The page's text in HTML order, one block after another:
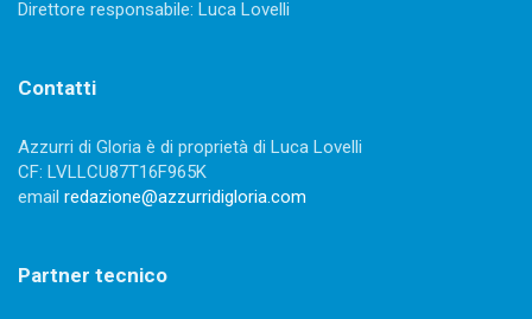
Direttore responsabile: Luca Lovelli
Contatti
Azzurri di Gloria è di proprietà di Luca Lovelli
CF: LVLLCU87T16F965K
email redazione@azzurridigloria.com
Partner tecnico